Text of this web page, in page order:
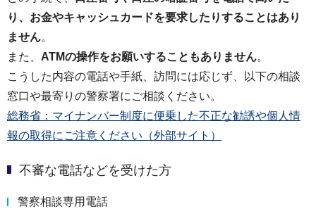
り、お金やキャッシュカードを要求したりすることはあり
ません。
また、 ATMの操作をお願いすることもありません。
こうした内容の電話や手紙、訪問には応じず、以下の相談
窓口や最寄りの警察署にご相談ください。
総務省：マイナンバー制度に便乗した不正な勧誘や個人情
報の取得にご注意ください（外部サイト）
不審な電話などを受けた方
警察相談専用電話